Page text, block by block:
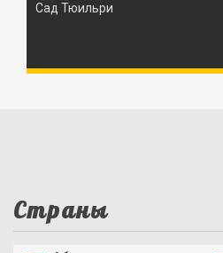
Сад Тюильри
Страны